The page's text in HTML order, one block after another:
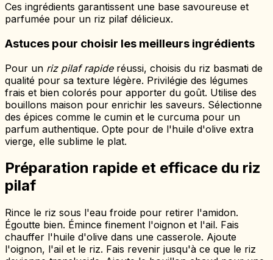
Ces ingrédients garantissent une base savoureuse et
parfumée pour un riz pilaf délicieux.
Astuces pour choisir les meilleurs ingrédients
Pour un riz pilaf rapideréussi, choisis du riz basmati de
qualité pour sa texture légère. Privilégie des légumes
frais et bien colorés pour apporter du goût. Utilise des
bouillons maison pour enrichir les saveurs. Sélectionne
des épices comme le cumin et le curcuma pour un
parfum authentique. Opte pour de l'huile d'olive extra
vierge, elle sublime le plat.
Préparation rapide et efficace du riz
pilaf
Rince le riz sous l'eau froide pour retirer l'amidon.
Égoutte bien. Émince finement l'oignon et l'ail. Fais
chauffer l'huile d'olive dans une casserole. Ajoute
l'oignon, l'ail et le riz. Fais revenir jusqu'à ce que le riz